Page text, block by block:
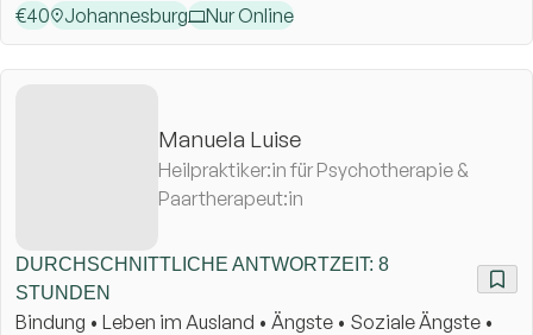
€40 Johannesburg Nur Online
Manuela Luise
Heilpraktiker:in für Psychotherapie &
Paartherapeut:in
DURCHSCHNITTLICHE ANTWORTZEIT: 8
STUNDEN
Bindung • Leben im Ausland • Ängste • Soziale Ängste •